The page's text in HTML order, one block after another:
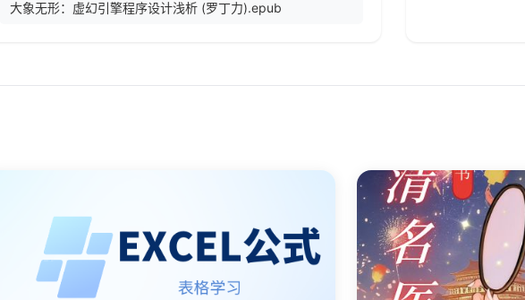
大象无形：虚幻引擎程序设计浅析 (罗丁力).epub